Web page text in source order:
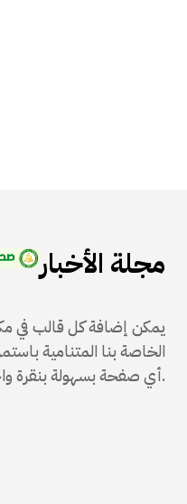
مجلة الأخبار
يمكن إضافة كل قالب في
الخاصة بنا المتنامية
أي صفحة بسهولة بنقرة واحدة.